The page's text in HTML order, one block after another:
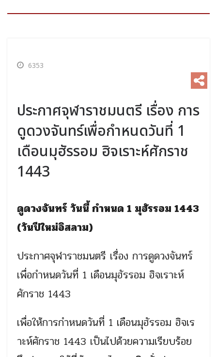
6353
ประกาศจุฬาราชมนตรี เรื่อง การ
ดูดวงจันทร์เพื่อกำหนดวันที่ 1
เดือนมุฮัรรอม ฮิจเราะห์ศักราช
1443
ดูดวงจันทร์ วันนี้ กำหนด 1 มุฮัรรอม 1443
(วันปีใหม่อิสลาม)
ประกาศจุฬาราชมนตรี เรื่อง การดูดวงจันทร์
เพื่อกำหนดวันที่ 1 เดือนมุฮัรรอม ฮิจเราะห์
ศักราช 1443
เพื่อให้การกำหนดวันที่ 1 เดือนมุฮัรรอม ฮิจเร
าะห์ศักราช 1443 เป็นไปด้วยความเรียบร้อย